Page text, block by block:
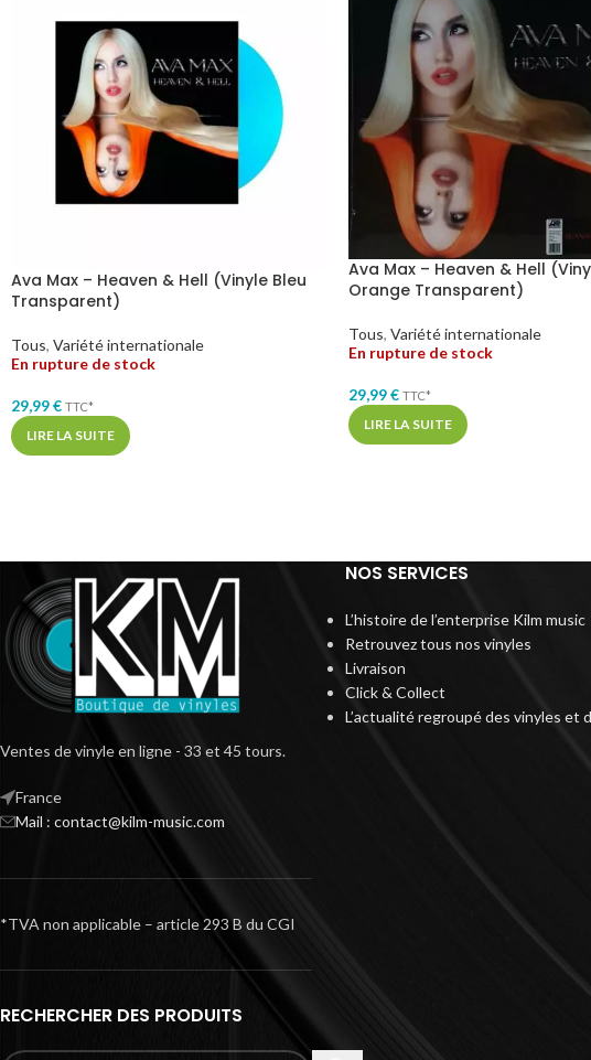
Ava Max – Heaven & Hell (Vinyle Bleu
Transparent)
Tous, Variété internationale
En rupture de stock
29,99€ TTC*
LIRE LA SUITE
Ava Max – Heaven & Hell
Orange Transparent)
Tous, Variété internationale
En rupture de stock
29,99€ TTC*
LIRE LA SUITE
Ventes de vinyle en ligne - 33 et 45 tours.
France
Mail : contact@kilm-music.com
*TVA non applicable – article 293 B du CGI
RECHERCHER DES PRODUITS
NOS SERVICES
L’histoire de l’enterprise Kilm music
Retrouvez tous nos vinyles
Livraison
Click & Collect
L’actualité regroupé des vinyles et